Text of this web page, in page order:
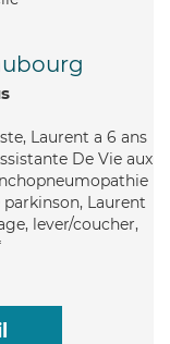
Laurent a 6 ans
De Vie aux
Laurent
lever/coucher,